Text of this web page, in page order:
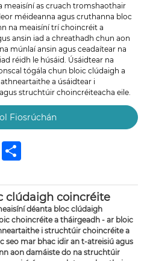
meaisíní as cruach tromshaothair
méideanna agus cruthanna bloc
na meaisíní trí choincréit a
ansin iad a chreathadh chun aon
múnlaí ansin agus ceadaítear na
réidh le húsáid. Úsáidtear na
tógála chun bloic clúdaigh a
a úsáidtear i
struchtúir choincréiteacha eile.
Fiosrúchán
LinkedIn
clúdaigh coincréite
déanta bloc clúdaigh
choincréite a tháirgeadh - ar bloic
i struchtúir choincréite a
seo mar bhac idir an t-atreisiú agus
aon damáiste do na struchtúir